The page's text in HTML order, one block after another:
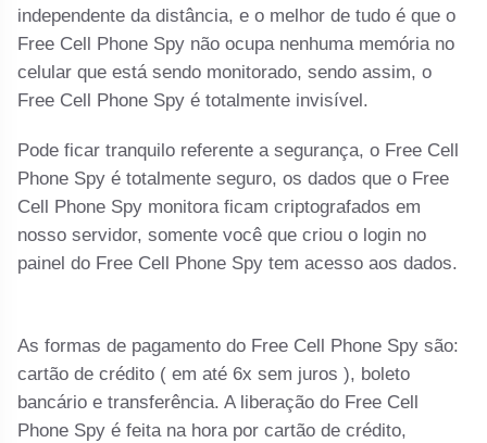
independente da distância, e o melhor de tudo é que o
Free Cell Phone Spy não ocupa nenhuma memória no
celular que está sendo monitorado, sendo assim, o
Free Cell Phone Spy é totalmente invisível.
Pode ficar tranquilo referente a segurança, o Free Cell
Phone Spy é totalmente seguro, os dados que o Free
Cell Phone Spy monitora ficam criptografados em
nosso servidor, somente você que criou o login no
painel do Free Cell Phone Spy tem acesso aos dados.
As formas de pagamento do Free Cell Phone Spy são:
cartão de crédito ( em até 6x sem juros ), boleto
bancário e transferência. A liberação do Free Cell
Phone Spy é feita na hora por cartão de crédito,